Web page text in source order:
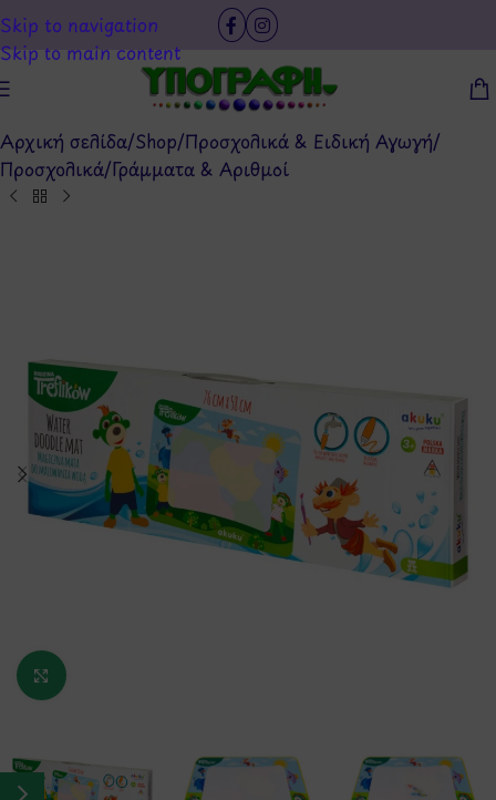
Skip to navigation
Skip to main content
Αρχική σελίδα/Shop/Προσχολικά & Ειδική Αγωγή/
Προσχολικά/Γράμματα & Αριθμοί
Κάντε κλικ για μεγέθυνση